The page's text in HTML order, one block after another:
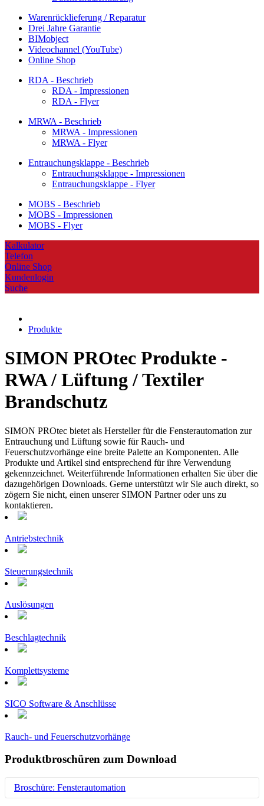
Warenrücklieferung / Reparatur
Drei Jahre Garantie
BIMobject
Videochannel (YouTube)
Online Shop
RDA - Beschrieb
RDA - Impressionen
RDA - Flyer
MRWA - Beschrieb
MRWA - Impressionen
MRWA - Flyer
Entrauchungsklappe - Beschrieb
Entrauchungsklappe - Impressionen
Entrauchungsklappe - Flyer
MOBS - Beschrieb
MOBS - Impressionen
MOBS - Flyer
Kalkulator
Telefon
Online Shop
Kundenlogin
Suche
Produkte
SIMON PROtec Produkte -
RWA / Lüftung / Textiler
Brandschutz
SIMON PROtec bietet als Hersteller für die Fensterautomation zur
Entrauchung und Lüftung sowie für Rauch- und
Feuerschutzvorhänge eine breite Palette an Komponenten. Alle
Produkte und Artikel sind entsprechend für ihre Verwendung
gekennzeichnet. Weiterführende Informationen erhalten Sie über die
dazugehörigen Downloads. Gerne unterstützt wir Sie auch direkt, so
zögern Sie nicht, einen unserer SIMON Partner oder uns zu
kontaktieren.
Antriebstechnik
Steuerungstechnik
Auslösungen
Beschlagtechnik
Komplettsysteme
SICO Software & Anschlüsse
Rauch- und Feuerschutzvorhänge
Produktbroschüren zum Download
Broschüre: Fensterautomation